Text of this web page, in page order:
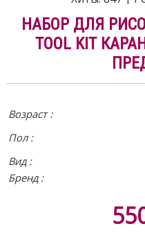
НАБОР ДЛЯ
TOOL KIT
Возраст :
Пол :
Вид :
Бренд :